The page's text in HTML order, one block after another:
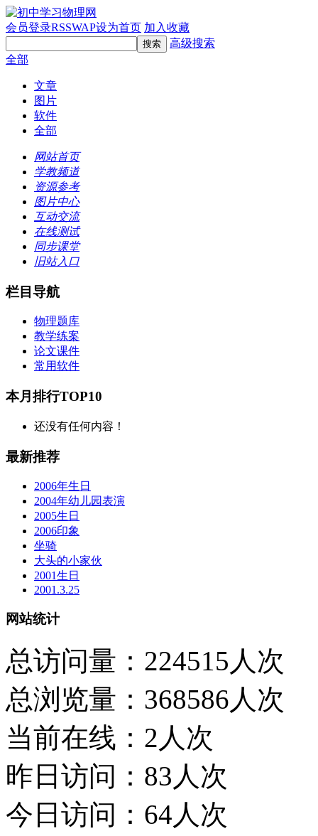
会员登录RSSWAP设为首页 加入收藏
高级搜索
全部
文章
图片
软件
全部
网站首页
学教频道
资源参考
图片中心
互动交流
在线测试
同步课堂
旧站入口
栏目导航
物理题库
教学练案
论文课件
常用软件
本月排行TOP10
还没有任何内容！
最新推荐
2006年生日
2004年幼儿园表演
2005生日
2006印象
坐骑
大头的小家伙
2001生日
2001.3.25
网站统计
总访问量：224515人次
总浏览量：368586人次
当前在线：2人次
昨日访问：83人次
今日访问：64人次